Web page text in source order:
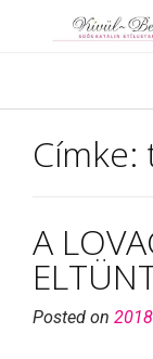
Címke:
A
Posted on